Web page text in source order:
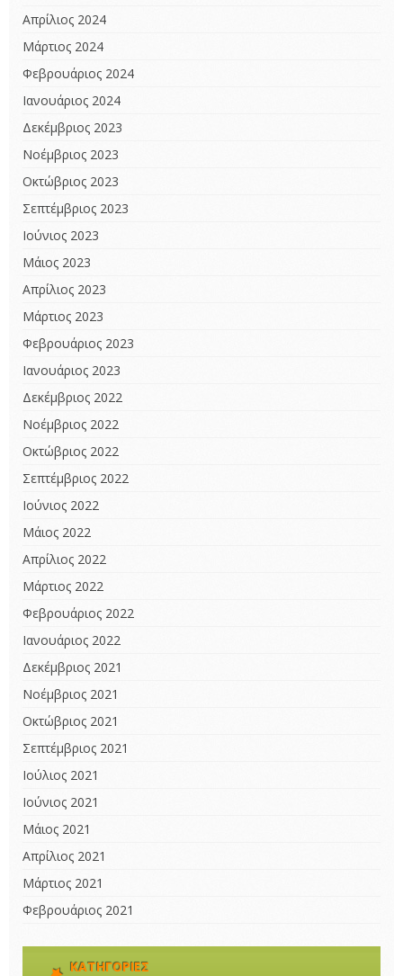
Απρίλιος 2024
Μάρτιος 2024
Φεβρουάριος 2024
Ιανουάριος 2024
Δεκέμβριος 2023
Νοέμβριος 2023
Οκτώβριος 2023
Σεπτέμβριος 2023
Ιούνιος 2023
Μάιος 2023
Απρίλιος 2023
Μάρτιος 2023
Φεβρουάριος 2023
Ιανουάριος 2023
Δεκέμβριος 2022
Νοέμβριος 2022
Οκτώβριος 2022
Σεπτέμβριος 2022
Ιούνιος 2022
Μάιος 2022
Απρίλιος 2022
Μάρτιος 2022
Φεβρουάριος 2022
Ιανουάριος 2022
Δεκέμβριος 2021
Νοέμβριος 2021
Οκτώβριος 2021
Σεπτέμβριος 2021
Ιούλιος 2021
Ιούνιος 2021
Μάιος 2021
Απρίλιος 2021
Μάρτιος 2021
Φεβρουάριος 2021
KΑΤΗΓΟΡΊΕΣ